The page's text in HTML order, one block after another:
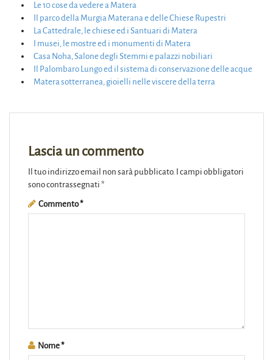
Le 10 cose da vedere a Matera
Il parco della Murgia Materana e delle Chiese Rupestri
La Cattedrale, le chiese ed i Santuari di Matera
I musei, le mostre ed i monumenti di Matera
Casa Noha, Salone degli Stemmi e palazzi nobiliari
Il Palombaro Lungo ed il sistema di conservazione delle acque
Matera sotterranea, gioielli nelle viscere della terra
Lascia un commento
Il tuo indirizzo email non sarà pubblicato. I campi obbligatori
sono contrassegnati *
Commento*
Nome*